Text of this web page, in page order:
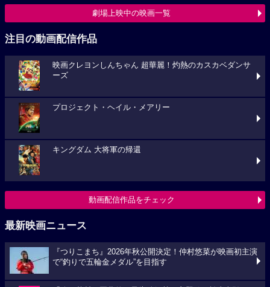
劇場上映中の映画一覧
注目の動画配信作品
映画クレヨンしんちゃん 超華麗！灼熱のカスカベダンサ
ーズ
プロジェクト・ヘイル・メアリー
キングダム 大将軍の帰還
動画配信作品をチェック
最新映画ニュース
『つりこまち』2026年秋公開決定！仲村悠菜が映画初主演
で“釣りで五輪金メダル”を目指す